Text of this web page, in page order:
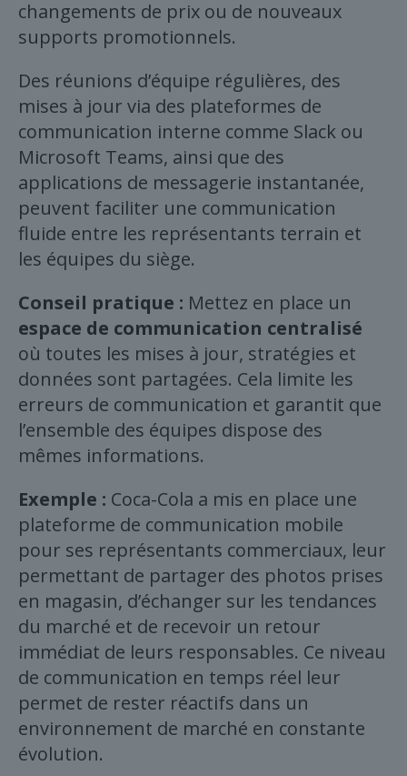
changements de prix ou de nouveaux
supports promotionnels.
Des réunions d’équipe régulières, des
mises à jour via des plateformes de
communication interne comme Slack ou
Microsoft Teams, ainsi que des
applications de messagerie instantanée,
peuvent faciliter une communication
fluide entre les représentants terrain et
les équipes du siège.
Conseil pratique : Mettez en place un
espace de communication centralisé
où toutes les mises à jour, stratégies et
données sont partagées. Cela limite les
erreurs de communication et garantit que
l’ensemble des équipes dispose des
mêmes informations.
Exemple : Coca-Cola a mis en place une
plateforme de communication mobile
pour ses représentants commerciaux, leur
permettant de partager des photos prises
en magasin, d’échanger sur les tendances
du marché et de recevoir un retour
immédiat de leurs responsables. Ce niveau
de communication en temps réel leur
permet de rester réactifs dans un
environnement de marché en constante
évolution.